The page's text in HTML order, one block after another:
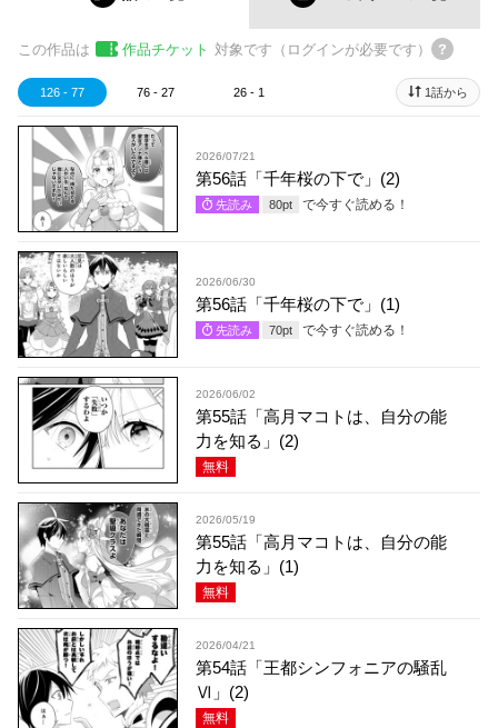
この作品は 作品チケット 対象です（ログインが必要です）
126 - 77 76 - 27 26 - 1 1話から
2026/07/21
第56話「千年桜の下で」(2)
先読み 80pt で今すぐ読める！
2026/06/30
第56話「千年桜の下で」(1)
先読み 70pt で今すぐ読める！
2026/06/02
第55話「高月マコトは、自分の能
力を知る」(2)
無料
2026/05/19
第55話「高月マコトは、自分の能
力を知る」(1)
無料
2026/04/21
第54話「王都シンフォニアの騒乱
Ⅵ」(2)
無料